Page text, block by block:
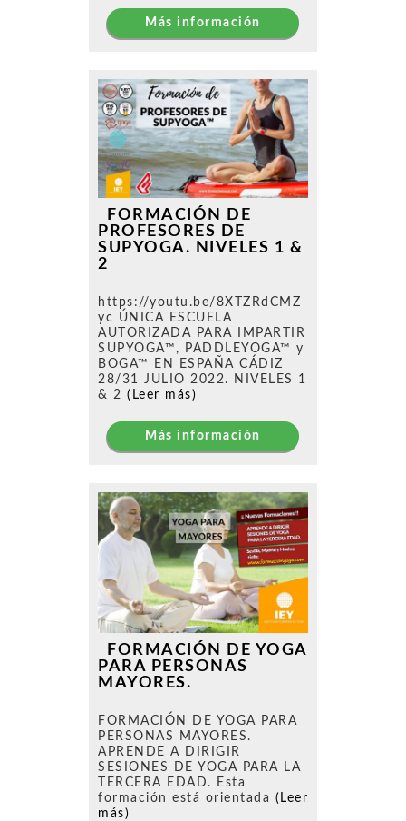
Más información
FORMACIÓN DE
PROFESORES DE
SUPYOGA. NIVELES 1 &
2
https://youtu.be/8XTZRdCMZ
yc ÚNICA ESCUELA
AUTORIZADA PARA IMPARTIR
SUPYOGA™, PADDLEYOGA™ y
BOGA™ EN ESPAÑA CÁDIZ
28/31 JULIO 2022. NIVELES 1
& 2 (Leer más)
Más información
FORMACIÓN DE YOGA
PARA PERSONAS
MAYORES.
FORMACIÓN DE YOGA PARA
PERSONAS MAYORES.
APRENDE A DIRIGIR
SESIONES DE YOGA PARA LA
TERCERA EDAD. Esta
formación está orientada (Leer
más)